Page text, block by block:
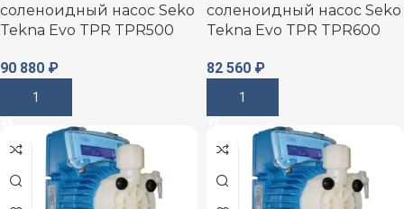
соленоидный насос Seko
Tekna Evo TPR TPR500
90 880 ₽
В Корзину
соленоидный насос Seko
Tekna Evo TPR TPR600
82 560 ₽
В Корзину